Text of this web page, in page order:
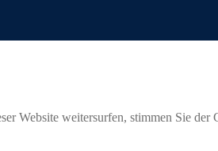
Website weitersurfen, stimmen Sie der